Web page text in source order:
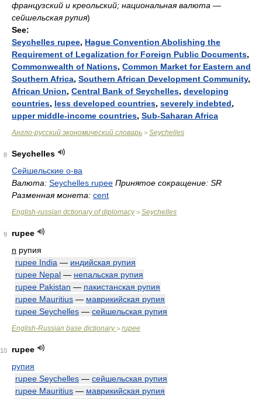
французский и креольский; национальная валюта —
сейшельская рупия)
See:
Seychelles rupee, Hague Convention Abolishing the
Requirement of Legalization for Foreign Public Documents,
Commonwealth of Nations, Common Market for Eastern and
Southern Africa, Southern African Development Community,
African Union, Central Bank of Seychelles, developing
countries, less developed countries, severely indebted,
upper middle-income countries, Sub-Saharan Africa
Англо-русский экономический словарь > Seychelles
8
Seychelles
Сейшельские о-ва
Валюта: Seychelles rupee Принятое сокращение: SR
Разменная монета: cent
English-russian dctionary of diplomacy> Seychelles
9
rupee
n рупия
rupee India — индийская рупия
rupee Nepal — непальская рупия
rupee Pakistan — пакистанская рупия
rupee Mauritius — маврикийская рупия
rupee Seychelles — сейшельская рупия
English-Russian base dictionary> rupee
10
rupee
рупия
rupee Seychelles — сейшельская рупия
rupee Mauritius — маврикийская рупия